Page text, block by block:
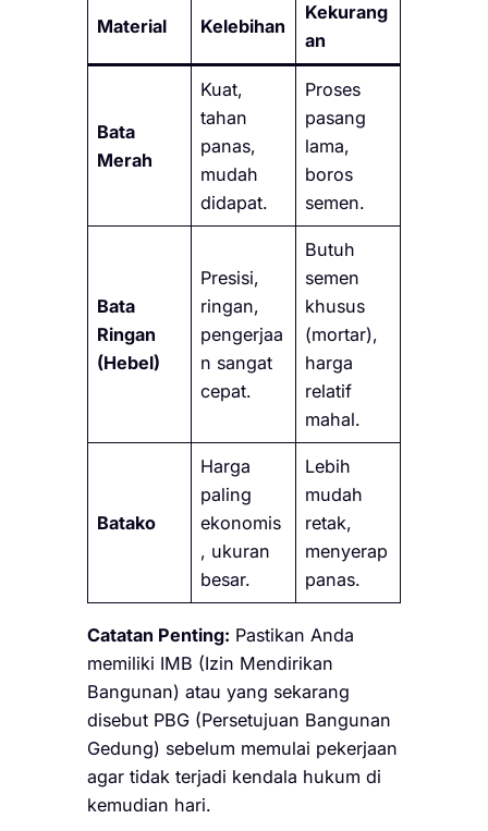
Material Kelebihan
Kekurang
an
Bata
Merah
Kuat,
tahan
panas,
mudah
didapat.
Proses
pasang
lama,
boros
semen.
Bata
Ringan
(Hebel)
Presisi,
ringan,
pengerjaa
n sangat
cepat.
Butuh
semen
khusus
(mortar),
harga
relatif
mahal.
Batako
Harga
paling
ekonomis
, ukuran
besar.
Lebih
mudah
retak,
menyerap
panas.
Catatan Penting: Pastikan Anda
memiliki IMB (Izin Mendirikan
Bangunan) atau yang sekarang
disebut PBG (Persetujuan Bangunan
Gedung) sebelum memulai pekerjaan
agar tidak terjadi kendala hukum di
kemudian hari.